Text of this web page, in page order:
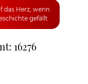
das Herz, wenn
gefällt
16276